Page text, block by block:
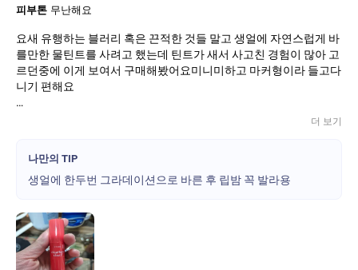
피부톤 무난해요
요새 유행하는 블러리 혹은 끈적한 것들 말고 생얼에 자연스럽게 바
를만한 물틴트를 사려고 했는데 틴트가 새서 사고친 경험이 많아 고
르던중에 이게 보여서 구매해봤어요미니미하고 마커형이라 들고다
니기 편해요
1콧에는 자연스럽게 발리고 바를수록 정직하게 쌓이는 타입입니다
요. 당장은 당기지 않아도 립밤없이 쓰다보면 곧 까실하게 착색된
각질이 일어나기 마련입니다. 풀립을 하기에도 이런류는 가장자리
메이크업 전 밑바탕에 입술색전환을 위해 살짝 까는 용도 /워터틴트
특유의 투명한 색감을 좋아하는 분/ 생얼에 컬러립밤 바르는 걸 좋
아하지만 묻어나는게 싫었던 분께 이 틴트에 립밤 덧바르는 걸 추천
더 보기
나만의 TIP
생얼에 한두번 그라데이션으로 바른 후 립밤 꼭 발라용